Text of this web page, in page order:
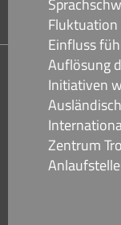
Einfluss
Auflösung
Initiativen
Zentrum